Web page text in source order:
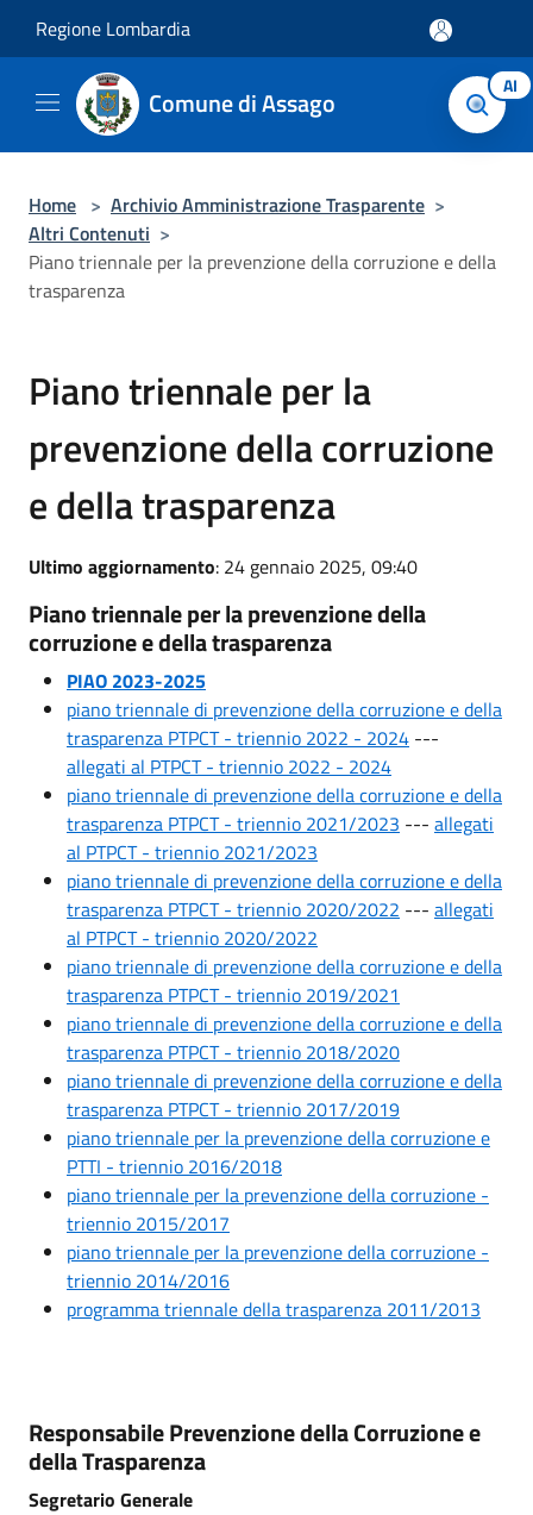
Regione Lombardia
Comune di Assago AI
Home > Archivio Amministrazione Trasparente >
Altri Contenuti >
Piano triennale per la prevenzione della corruzione e della
trasparenza
Piano triennale per la
prevenzione della corruzione
e della trasparenza
Ultimo aggiornamento: 24 gennaio 2025, 09:40
Piano triennale per la prevenzione della
corruzione e della trasparenza
PIAO 2023-2025
piano triennale di prevenzione della corruzione e della
trasparenza PTPCT - triennio 2022 - 2024 ---
allegati al PTPCT - triennio 2022 - 2024
piano triennale di prevenzione della corruzione e della
trasparenza PTPCT - triennio 2021/2023 --- allegati
al PTPCT - triennio 2021/2023
piano triennale di prevenzione della corruzione e della
trasparenza PTPCT - triennio 2020/2022 --- allegati
al PTPCT - triennio 2020/2022
piano triennale di prevenzione della corruzione e della
trasparenza PTPCT - triennio 2019/2021
piano triennale di prevenzione della corruzione e della
trasparenza PTPCT - triennio 2018/2020
piano triennale di prevenzione della corruzione e della
trasparenza PTPCT - triennio 2017/2019
piano triennale per la prevenzione della corruzione e
PTTI - triennio 2016/2018
piano triennale per la prevenzione della corruzione -
triennio 2015/2017
piano triennale per la prevenzione della corruzione -
triennio 2014/2016
programma triennale della trasparenza 2011/2013
Responsabile Prevenzione della Corruzione e
della Trasparenza
Segretario Generale